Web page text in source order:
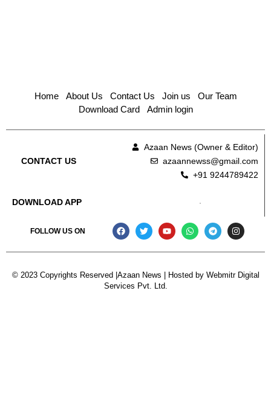
Home About Us Contact Us Join us
Our Team
Download Card
Admin login
CONTACT US
Azaan News (Owner & Editor)
azaannewss@gmail.com
+91 9244789422
DOWNLOAD APP
FOLLOW US ON
© 2023 Copyrights Reserved |Azaan News | Hosted by Webmitr Digital
Services Pvt. Ltd.